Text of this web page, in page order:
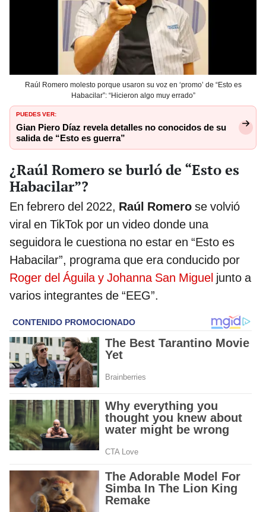
Raúl Romero molesto porque usaron su voz en ‘promo’ de “Esto es
Habacilar”: “Hicieron algo muy errado”
PUEDES VER:
Gian Piero Díaz revela detalles no conocidos de su
salida de “Esto es guerra”
¿Raúl Romero se burló de “Esto es
Habacilar”?
En febrero del 2022, Raúl Romero se volvió
viral en TikTok por un video donde una
seguidora le cuestiona no estar en “Esto es
Habacilar”, programa que era conducido por
Roger del Águila y Johanna San Miguel junto a
varios integrantes de “EEG”.